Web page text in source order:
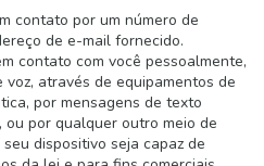
contato por um número de
de e-mail fornecido.
contato com você pessoalmente,
voz, através de equipamentos de
por mensagens de texto
ou por qualquer outro meio de
dispositivo seja capaz de